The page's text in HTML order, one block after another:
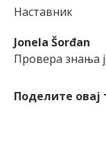
Наставник
Jonela Šorđan
Провера знања
Поделите овај